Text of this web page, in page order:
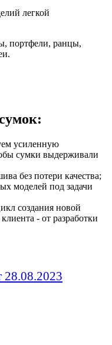
легкой
портфели, ранцы,
усиленную
сумки выдерживали
без потери качества;
моделей под задачи
создания новой
- от разработки
28.08.2023